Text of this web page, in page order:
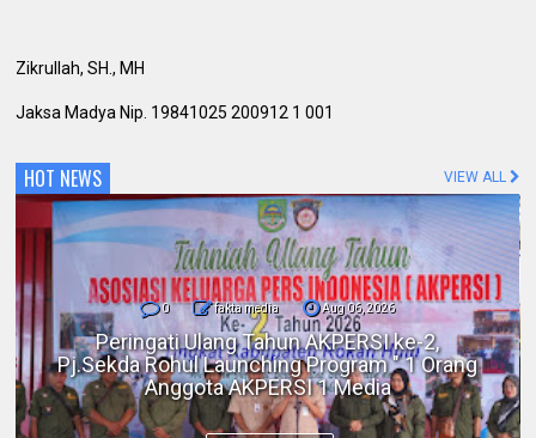
Zikrullah, SH., MH
Jaksa Madya Nip. 19841025 200912 1 001
HOT NEWS VIEW ALL
0 fakta media Aug 06, 2026
Polres Inhil bersama Pemkab Inhil dan
BKSDA Riau Perkuat Sinergi Tangani
Gangguan Kera Liar di Tembilahan